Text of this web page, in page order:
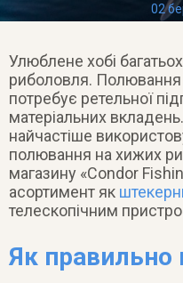
02
Улюблене хобі
риболовля. Полювання
потребує ретельної
матеріальних
найчастіше
полювання на хижих
магазину «Condor
асортимент як
телескопічним
Як правильно